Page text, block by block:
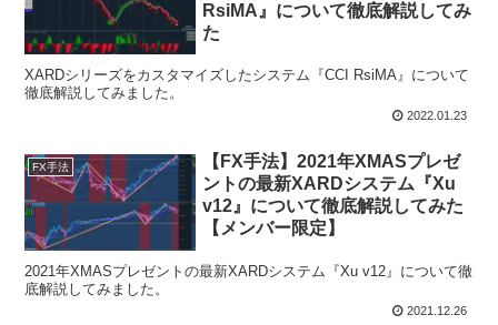
RsiMA』について徹底解説してみ
た
XARDシリーズをカスタマイズしたシステム『CCI RsiMA』について
徹底解説してみました。
2022.01.23
FX手法
【FX手法】2021年XMASプレゼ
ントの最新XARDシステム『Xu
v12』について徹底解説してみた
【メンバー限定】
2021年XMASプレゼントの最新XARDシステム『Xu v12』について徹
底解説してみました。
2021.12.26